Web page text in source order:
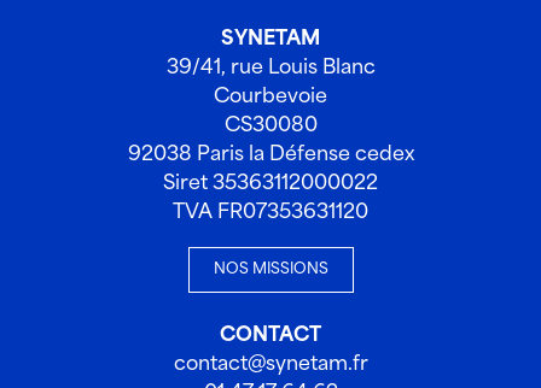
SYNETAM
39/41, rue Louis Blanc
Courbevoie
CS30080
92038 Paris la Défense cedex
Siret 35363112000022
TVA FR07353631120
NOS MISSIONS
CONTACT
contact@synetam.fr